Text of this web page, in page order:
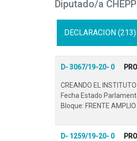
Diputado/a
DECLARACION (213)
D- 3067/19-20- 0
CREANDO EL
Fecha Estado
Bloque: FRENTE
D- 1259/19-20- 0